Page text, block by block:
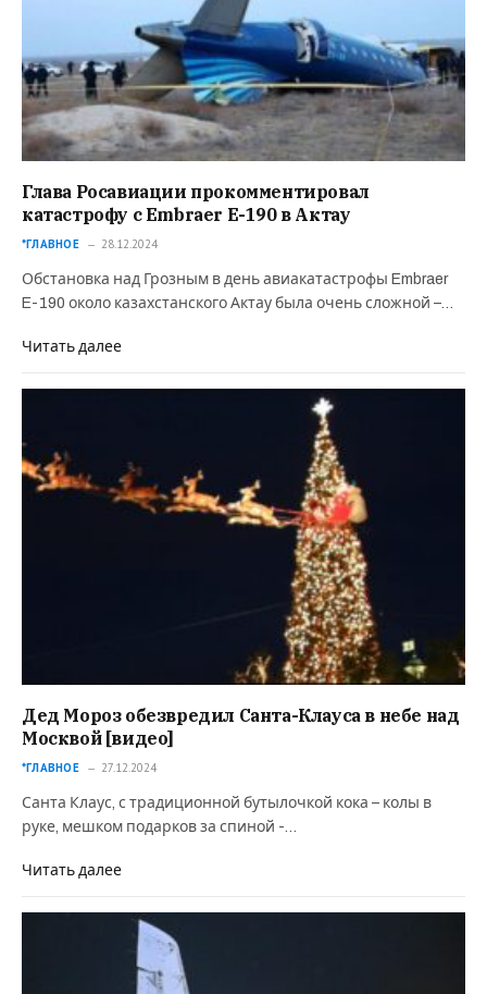
Глава Росавиации прокомментировал
катастрофу с Embraer E-190 в Актау
*ГЛАВНОЕ 28.12.2024
Обстановка над Грозным в день авиакатастрофы Embraer
E-190 около казахстанского Актау была очень сложной –…
Читать далее
Дед Мороз обезвредил Санта-Клауса в небе над
Москвой [видео]
*ГЛАВНОЕ 27.12.2024
Санта Клаус, с традиционной бутылочкой кока – колы в
руке, мешком подарков за спиной -…
Читать далее